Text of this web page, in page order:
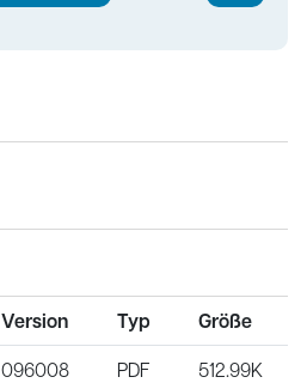
Version Typ Größe
096008 PDF 512.99K